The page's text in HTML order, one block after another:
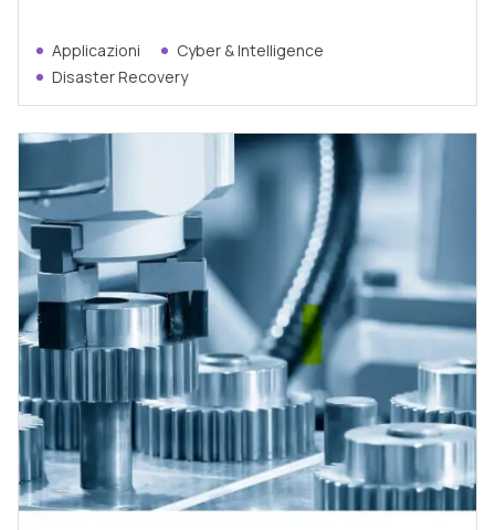
Applicazioni
Cyber & Intelligence
Disaster Recovery